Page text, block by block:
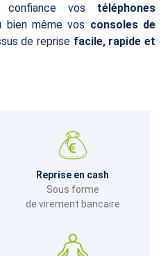
vos téléphones
même vos consoles de
de reprise facile, rapide et
Reprise en cash
Sous forme
de virement bancaire